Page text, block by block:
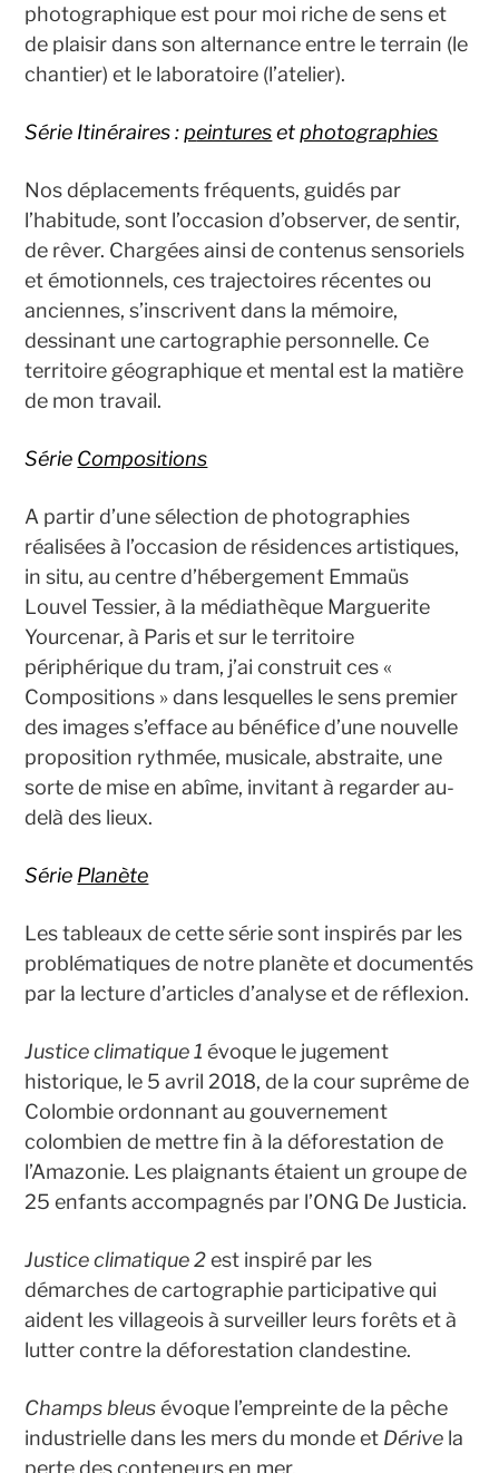
photographique est pour moi riche de sens et
de plaisir dans son alternance entre le terrain (le
chantier) et le laboratoire (l’atelier).
Série Itinéraires : peintureset photographies
Nos déplacements fréquents, guidés par
l’habitude, sont l’occasion d’observer, de sentir,
de rêver. Chargées ainsi de contenus sensoriels
et émotionnels, ces trajectoires récentes ou
anciennes, s’inscrivent dans la mémoire,
dessinant une cartographie personnelle. Ce
territoire géographique et mental est la matière
de mon travail.
Série Compositions
A partir d’une sélection de photographies
réalisées à l’occasion de résidences artistiques,
in situ, au centre d’hébergement Emmaüs
Louvel Tessier, à la médiathèque Marguerite
Yourcenar, à Paris et sur le territoire
périphérique du tram, j’ai construit ces «
Compositions » dans lesquelles le sens premier
des images s’efface au bénéfice d’une nouvelle
proposition rythmée, musicale, abstraite, une
sorte de mise en abîme, invitant à regarder au-
delà des lieux.
Série Planète
Les tableaux de cette série sont inspirés par les
problématiques de notre planète et documentés
par la lecture d’articles d’analyse et de réflexion.
Justice climatique 1 évoque le jugement
historique, le 5 avril 2018, de la cour suprême de
Colombie ordonnant au gouvernement
colombien de mettre fin à la déforestation de
l’Amazonie. Les plaignants étaient un groupe de
25 enfants accompagnés par l’ONG De Justicia.
Justice climatique 2est inspiré par les
démarches de cartographie participative qui
aident les villageois à surveiller leurs forêts et à
lutter contre la déforestation clandestine.
Champs bleusévoque l’empreinte de la pêche
industrielle dans les mers du monde et Dérive la
perte des conteneurs en mer.